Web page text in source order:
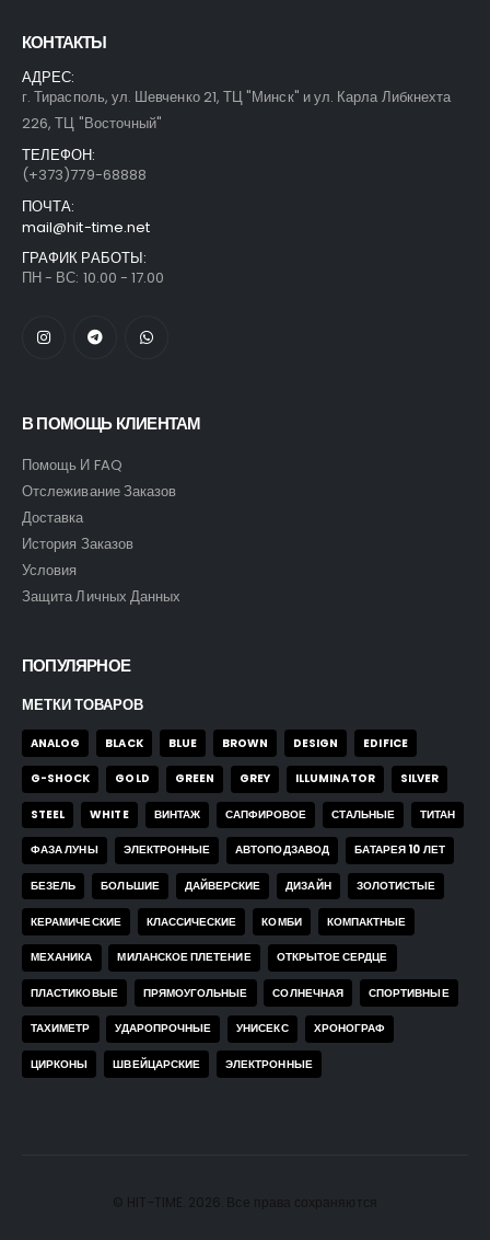
КОНТАКТЫ
АДРЕС:
г. Тирасполь, ул. Шевченко 21, ТЦ "Минск" и ул. Карла Либкнехта
226, ТЦ "Восточный"
ТЕЛЕФОН:
(+373)779-68888
ПОЧТА:
mail@hit-time.net
ГРАФИК РАБОТЫ:
ПН - ВС: 10.00 - 17.00
В ПОМОЩЬ КЛИЕНТАМ
Помощь И FAQ
Отслеживание Заказов
Доставка
История Заказов
Условия
Защита Личных Данных
ПОПУЛЯРНОЕ
МЕТКИ ТОВАРОВ
ANALOG BLACK BLUE BROWN DESIGN EDIFICE
G-SHOCK GOLD GREEN GREY ILLUMINATOR SILVER
STEEL WHITE ВИНТАЖ САПФИРОВОЕ СТАЛЬНЫЕ ТИТАН
ФАЗА ЛУНЫ ЭЛЕКТРОННЫЕ АВТОПОДЗАВОД БАТАРЕЯ 10 ЛЕТ
БЕЗЕЛЬ БОЛЬШИЕ ДАЙВЕРСКИЕ ДИЗАЙН ЗОЛОТИСТЫЕ
КЕРАМИЧЕСКИЕ КЛАССИЧЕСКИЕ КОМБИ КОМПАКТНЫЕ
МЕХАНИКА МИЛАНСКОЕ ПЛЕТЕНИЕ ОТКРЫТОЕ СЕРДЦЕ
ПЛАСТИКОВЫЕ ПРЯМОУГОЛЬНЫЕ СОЛНЕЧНАЯ СПОРТИВНЫЕ
ТАХИМЕТР УДАРОПРОЧНЫЕ УНИСЕКС ХРОНОГРАФ
ЦИРКОНЫ ШВЕЙЦАРСКИЕ ЭЛЕКТРОННЫЕ
© HIT-TIME. 2026. Все права сохраняются